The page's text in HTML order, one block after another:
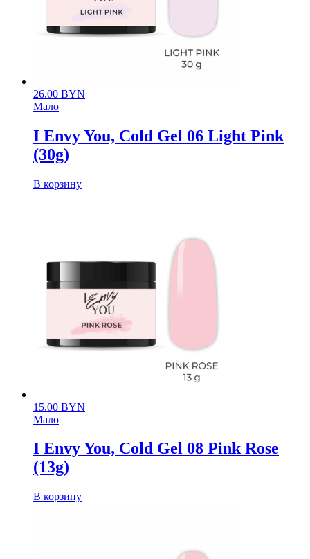
26.00 BYN
Мало
I Envy You, Cold Gel 06 Light Pink
(30g)
В корзину
15.00 BYN
Мало
I Envy You, Cold Gel 08 Pink Rose
(13g)
В корзину